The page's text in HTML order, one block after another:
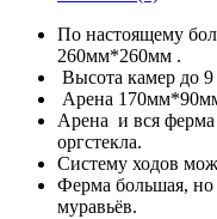
По настоящему
260мм*260мм .
Высота камер до
Арена
Арена и вся ферма
оргстекла.
Систему ходов
Ферма большая, но
муравьёв.